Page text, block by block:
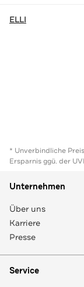
ELLI
* Unverbindliche
Ersparnis ggü. der
Unternehmen
Über uns
Karriere
Presse
Service